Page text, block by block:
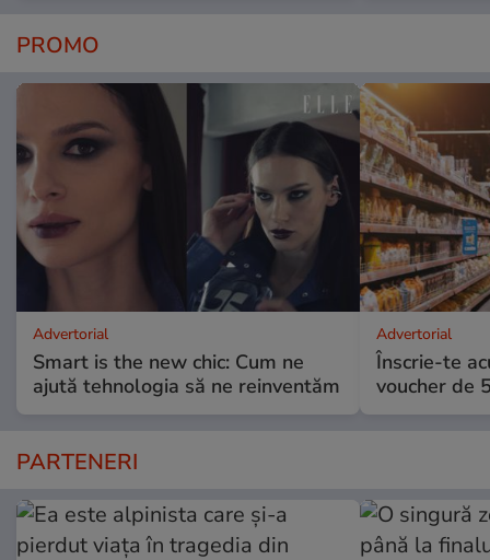
PROMO
Advertorial
Smart is the new chic: Cum ne
ajută tehnologia să ne reinventăm
Advertorial
Înscrie-te
voucher de
PARTENERI